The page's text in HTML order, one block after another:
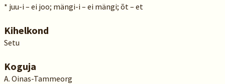
* juu-i – ei joo; mängi-i – ei mängi; õt – et
Kihelkond
Setu
Koguja
A. Oinas-Tammeorg